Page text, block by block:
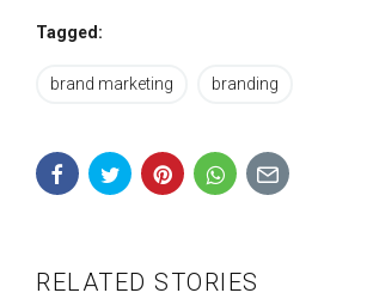
Tagged:
brand marketing branding
RELATED STORIES